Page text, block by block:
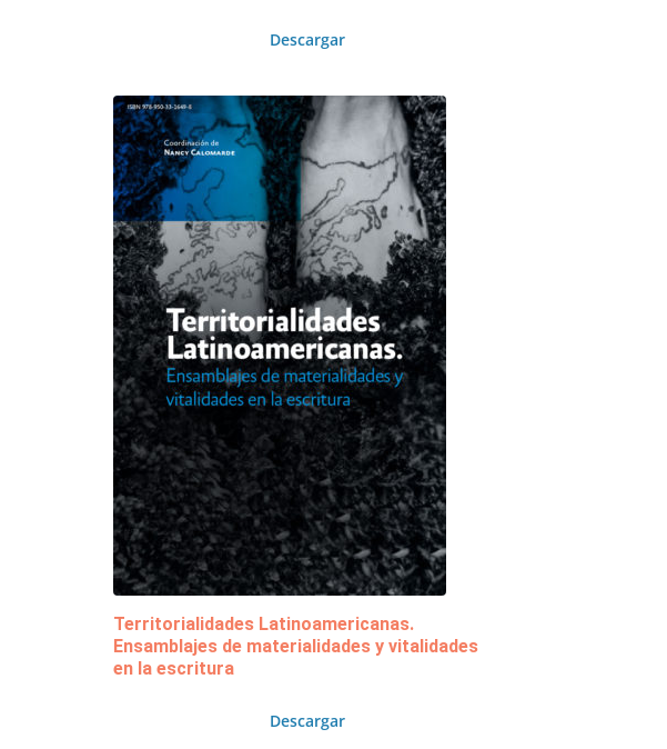
Descargar
Territorialidades Latinoamericanas.
Ensamblajes de materialidades y vitalidades
en la escritura
Descargar